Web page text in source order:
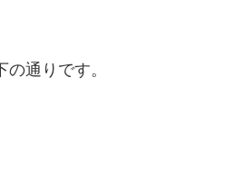
通りです。